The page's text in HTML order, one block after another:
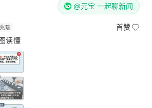
@元宝 一起聊新闻
首赞
读懂